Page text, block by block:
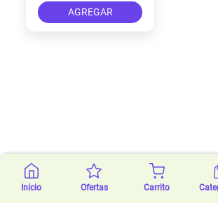
Inicio Ofertas Carrito
AGREGAR